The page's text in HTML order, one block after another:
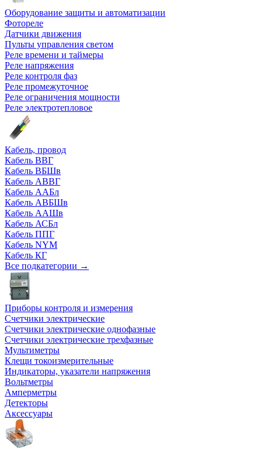
Оборудование защиты и автоматизации
Фотореле
Датчики движения
Пульты управления светом
Реле времени и таймеры
Реле напряжения
Реле контроля фаз
Реле промежуточное
Реле ограничения мощности
Реле электротепловое
Кабель, провод
Кабель ВВГ
Кабель ВБШв
Кабель АВВГ
Кабель ААБл
Кабель АВБШв
Кабель ААШв
Кабель АСБл
Кабель ППГ
Кабель NYM
Кабель КГ
Все подкатегории →
Приборы контроля и измерения
Счетчики электрические
Счетчики электрические однофазные
Счетчики электрические трехфазные
Мультиметры
Клещи токоизмерительные
Индикаторы, указатели напряжения
Вольтметры
Амперметры
Детекторы
Аксессуары